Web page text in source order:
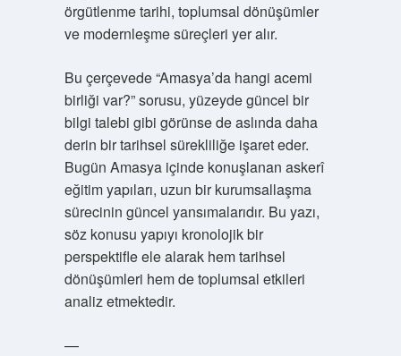
örgütlenme tarihi, toplumsal dönüşümler
ve modernleşme süreçleri yer alır.
Bu çerçevede “Amasya’da hangi acemi
birliği var?” sorusu, yüzeyde güncel bir
bilgi talebi gibi görünse de aslında daha
derin bir tarihsel sürekliliğe işaret eder.
Bugün Amasya içinde konuşlanan askerî
eğitim yapıları, uzun bir kurumsallaşma
sürecinin güncel yansımalarıdır. Bu yazı,
söz konusu yapıyı kronolojik bir
perspektifle ele alarak hem tarihsel
dönüşümleri hem de toplumsal etkileri
analiz etmektedir.
—